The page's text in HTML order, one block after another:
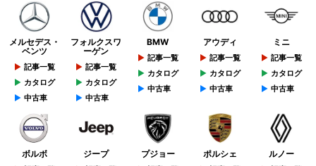
メルセデス・
ベンツ
記事一覧
カタログ
中古車
フォルクスワ
ーゲン
記事一覧
カタログ
中古車
BMW
記事一覧
カタログ
中古車
アウディ
記事一覧
カタログ
中古車
ミニ
記事一覧
カタログ
中古車
ボルボ ジープ プジョー ポルシェ ルノー